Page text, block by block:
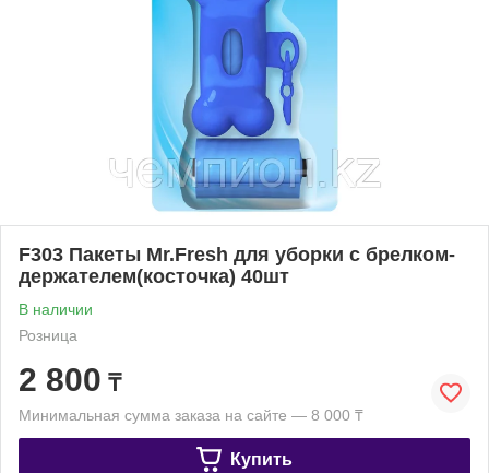
F303 Пакеты Mr.Fresh для уборки с брелком-
держателем(косточка) 40шт
В наличии
Розница
2 800 ₸
Минимальная сумма заказа на сайте — 8 000 ₸
Купить